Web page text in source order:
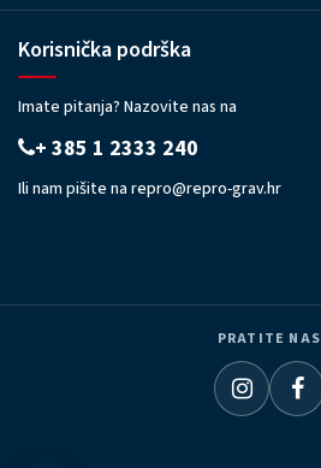
Korisnička podrška
Imate pitanja? Nazovite nas na
+ 385 1 2333 240
Ili nam pišite na repro@repro-grav.hr
PRATITE NAS